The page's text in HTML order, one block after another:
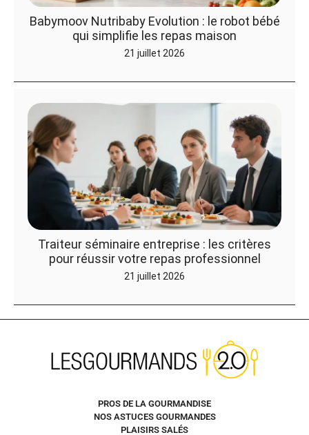
Babymoov Nutribaby Evolution : le robot bébé
qui simplifie les repas maison
21 juillet 2026
Traiteur séminaire entreprise : les critères
pour réussir votre repas professionnel
21 juillet 2026
PROS DE LA GOURMANDISE
NOS ASTUCES GOURMANDES
PLAISIRS SALÉS